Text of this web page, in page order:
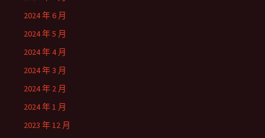
2024 年 6 月
2024 年 5 月
2024 年 4 月
2024 年 3 月
2024 年 2 月
2024 年 1 月
2023 年 12 月